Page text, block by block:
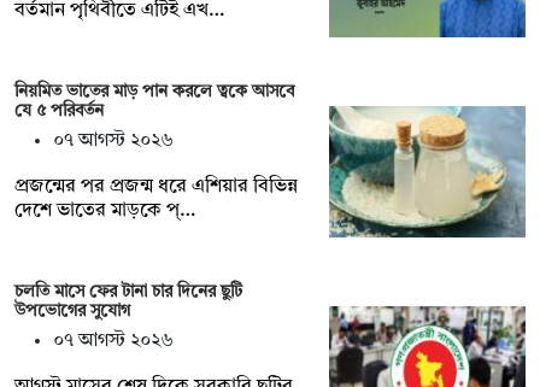
বর্তমান পৃথিবীতে এটিই এখ…
নিয়মিত ভাতের মাড় পান করলে ত্বকে আসবে
যে ৫ পরিবর্তন
০৭ আগস্ট ২০২৬
প্রজন্মের পর প্রজন্ম ধরে এশিয়ার বিভিন্ন
দেশে ভাতের মাড়কে প্…
চলতি মাসে ফের টানা চার দিনের ছুটি
উপভোগের সুযোগ
০৭ আগস্ট ২০২৬